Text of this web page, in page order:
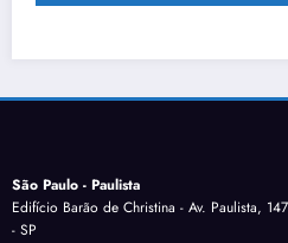
São Paulo - Paulista
Edifício Barão de Christina - Av. Paulista,
- SP